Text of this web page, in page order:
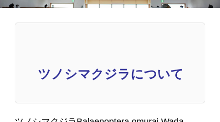
ツノシマクジラについて